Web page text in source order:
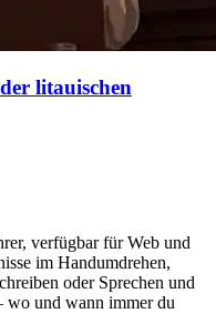
litauischen
verfügbar für Web und
im Handumdrehen,
oder Sprechen und
wo und wann immer du